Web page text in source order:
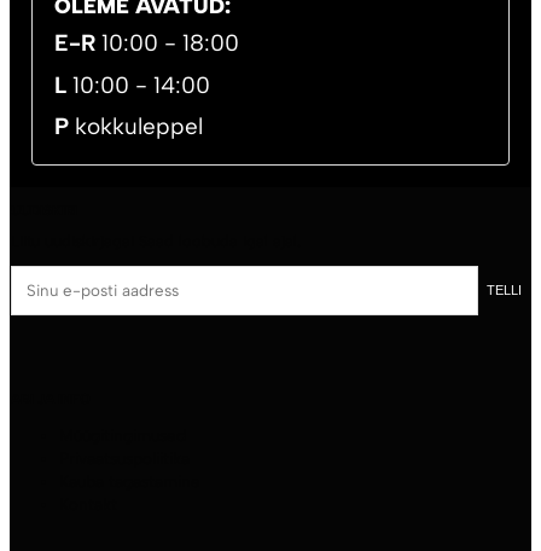
OLEME AVATUD:
E-R10:00 - 18:00
L10:00 - 14:00
Pkokkuleppel
posti
TELLI